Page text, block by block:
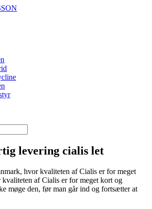
levering cialis let
hvor kvaliteten af Cialis er for meget
af Cialis er for meget kort og
møge den, før man går ind og fortsætter at